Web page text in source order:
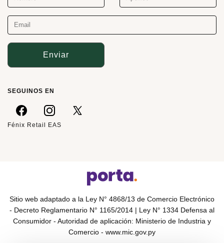
Enviar
SEGUINOS EN
Fénix Retail EAS
Sitio web adaptado a la Ley N° 4868/13 de Comercio Electrónico
- Decreto Reglamentario N° 1165/2014 | Ley N° 1334 Defensa al
Consumidor - Autoridad de aplicación: Ministerio de Industria y
Comercio - www.mic.gov.py